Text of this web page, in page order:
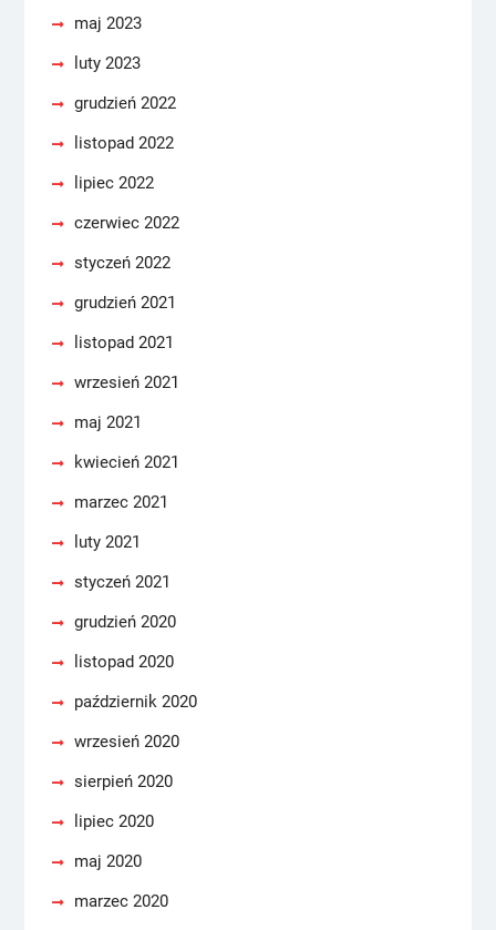
maj 2023
luty 2023
grudzień 2022
listopad 2022
lipiec 2022
czerwiec 2022
styczeń 2022
grudzień 2021
listopad 2021
wrzesień 2021
maj 2021
kwiecień 2021
marzec 2021
luty 2021
styczeń 2021
grudzień 2020
listopad 2020
październik 2020
wrzesień 2020
sierpień 2020
lipiec 2020
maj 2020
marzec 2020